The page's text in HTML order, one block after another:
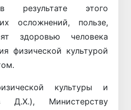
результате этого
осложнений, пользе,
здоровью человека
физической культурой
культуры и
Д.Х.), Министерству